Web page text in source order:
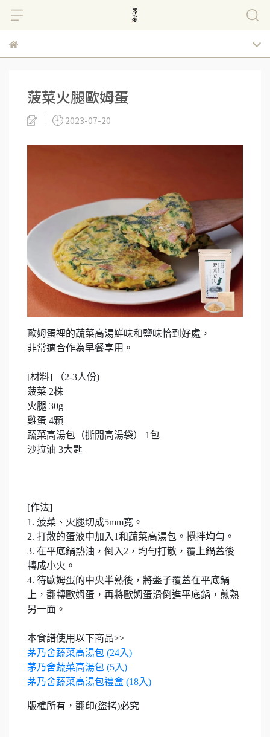
菠菜火腿歐姆蛋
2023-07-20
歐姆蛋裡的蔬菜高湯鮮味和鹽味恰到好處，
非常適合作為早餐享用。
[材料] （2-3人份)
菠菜 2株
火腿 30g
雞蛋 4顆
蔬菜高湯包（撕開高湯袋） 1包
沙拉油 3大匙
[作法]
1. 菠菜、火腿切成5mm寬。
2. 打散的蛋液中加入1和蔬菜高湯包。攪拌均勻。
3. 在平底鍋熱油，倒入2，均勻打散，覆上鍋蓋後
轉成小火。
4. 待歐姆蛋的中央半熟後，將盤子覆蓋在平底鍋
上，翻轉歐姆蛋，再將歐姆蛋滑倒進平底鍋，煎熟
另一面。
本食譜使用以下商品>>
茅乃舍蔬菜高湯包 (24入)
茅乃舍蔬菜高湯包 (5入)
茅乃舍蔬菜高湯包禮盒 (18入)
版權所有，翻印(盜拷)必究